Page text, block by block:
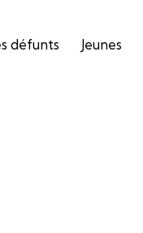
défunts Jeunes